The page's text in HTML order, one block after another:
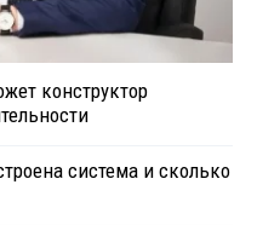
конструктор
система и сколько